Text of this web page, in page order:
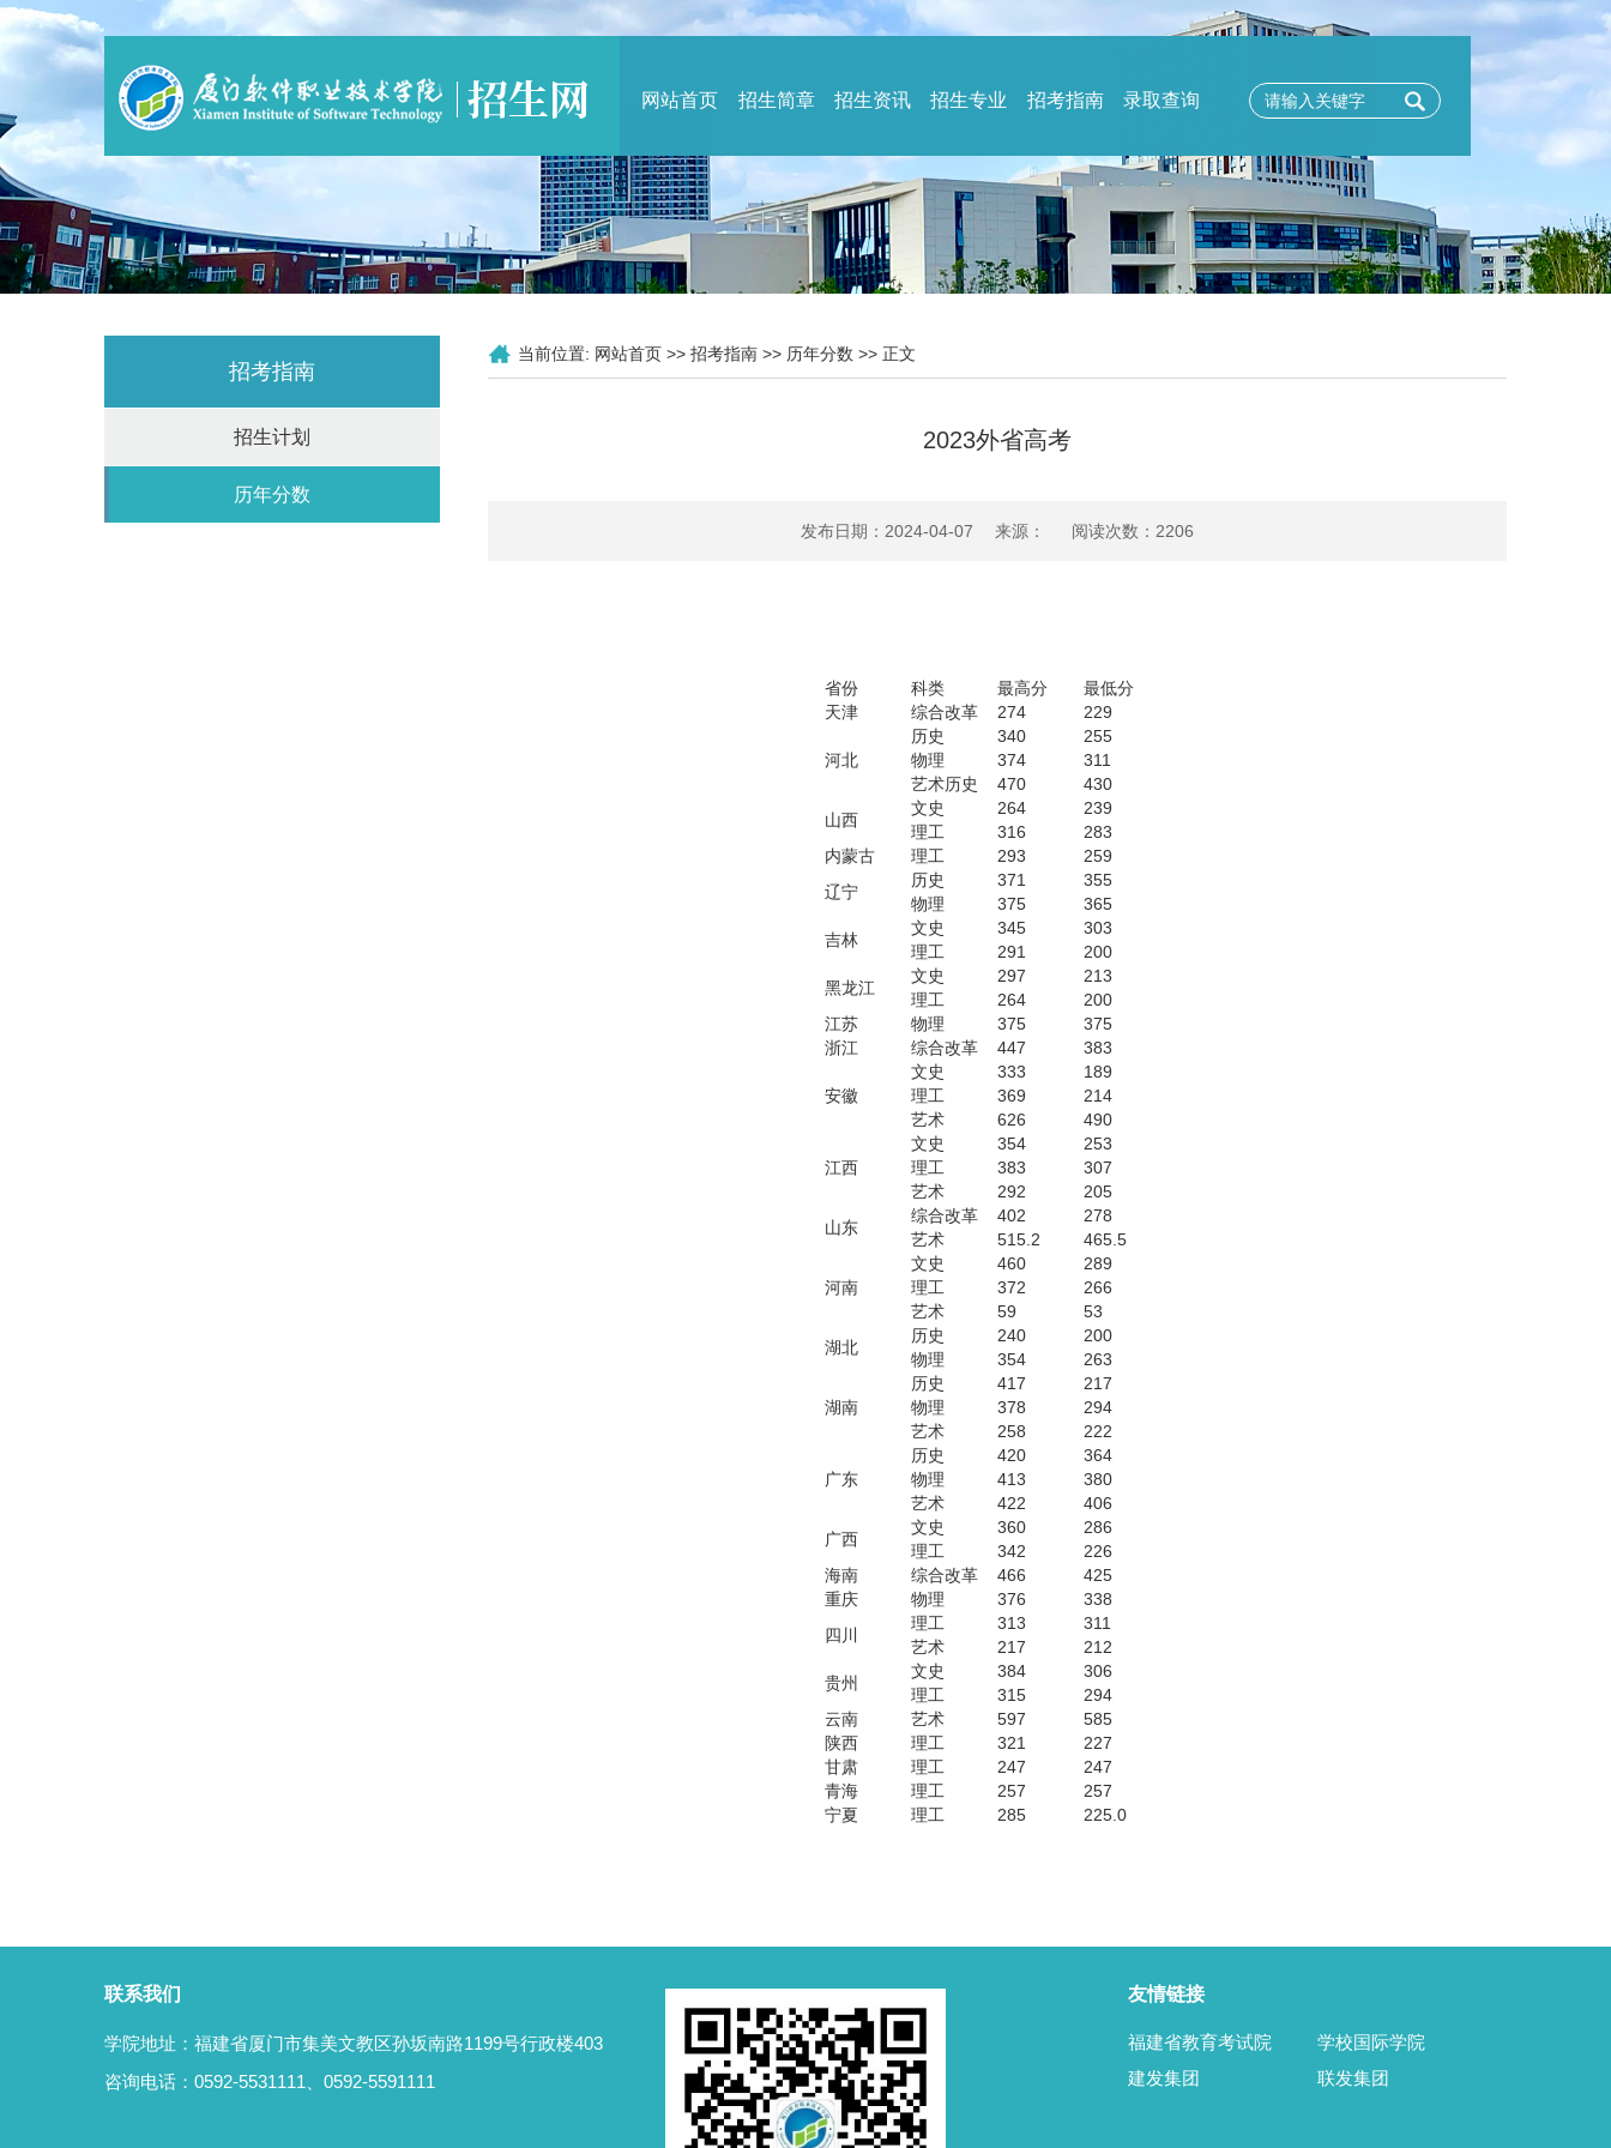
网站首页 招生简章 招生资讯 招生专业 招考指南 录取查询
招考指南
招生计划
历年分数
当前位置: 网站首页 >> 招考指南 >> 历年分数 >> 正文
2023外省高考
发布日期：2024-04-07 来源： 阅读次数： 2206
省份 科类 最高分
最低分
天津
综合改革 274 229
河北
历史 340
255
物理
374
311
艺术历史
470
430
山西
文史 264
239
理工
316
283
内蒙古
理工 293
259
辽宁
历史 371
355
物理
375
365
吉林
文史 345
303
理工
291
200
黑龙江
文史 297
213
理工
264
200
江苏
物理 375
375
浙江
综合改革 447 383
安徽
文史 333
189
理工
369
214
艺术
626 490
江西
文史 354
253
理工
383
307
艺术
292
205
山东
综合改革 402
278
艺术
515.2 465.5
河南
文史 460
289
理工
372
266
艺术
59
53
湖北
历史 240
200
物理
354 263
湖南
历史 417
217
物理
378
294
艺术
258 222
广东
历史 420
364
物理
413
380
艺术
422
406
广西
文史 360
286
理工
342
226
海南
综合改革 466
425
重庆
物理 376
338
四川
理工 313
311
艺术
217
212
贵州
文史 384
306
理工
315
294
云南
艺术 597
585
陕西
理工 321
227
甘肃
理工 247
247
青海
理工 257
257
宁夏
理工 285 225.0
联系我们
学院地址：福建省厦门市集美文教区孙坂南路1199号行政楼403
咨询电话：0592-5531111、0592-5591111
友情链接
福建省教育考试院
学校国际学院
建发集团
联发集团